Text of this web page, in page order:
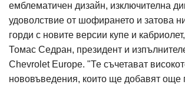
емблематичен дизайн, изключителна
удоволствие от шофирането и затова
горди с новите версии купе и
Томас Седран, президент и
Chevrolet Europe. "Те съчетават
нововъведения, които ще добавят още